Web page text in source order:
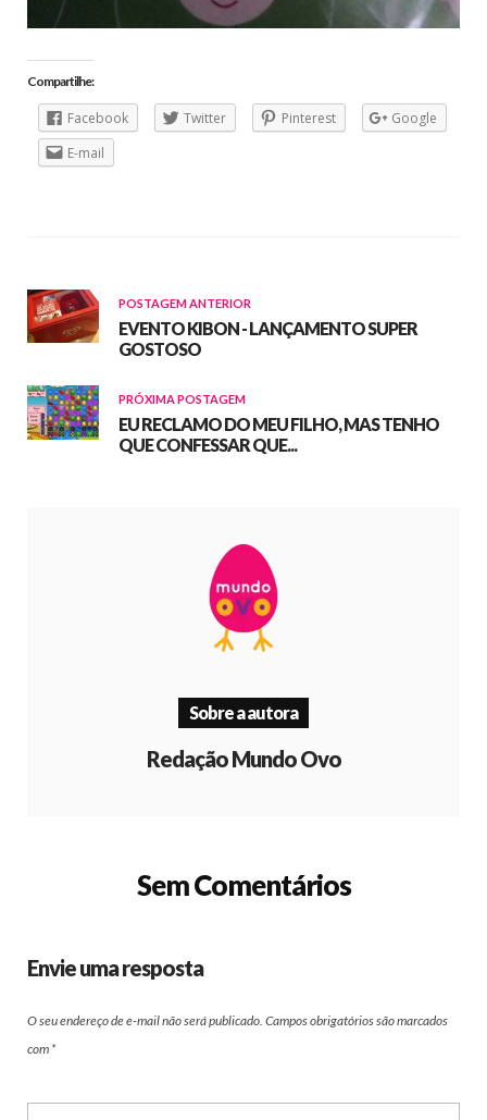
Compartilhe:
Facebook Twitter Pinterest
Google
E-mail
POSTAGEM ANTERIOR
EVENTO KIBON - LANÇAMENTO SUPER
GOSTOSO
PRÓXIMA POSTAGEM
EU RECLAMO DO MEU FILHO, MAS TENHO
QUE CONFESSAR QUE...
Sobre a autora
Redação Mundo Ovo
Sem Comentários
Envie uma resposta
O seu endereço de e-mail não será publicado. Campos obrigatórios são marcados
com *